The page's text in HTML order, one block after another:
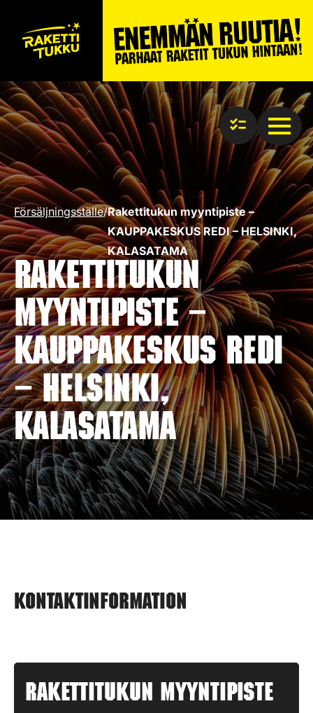
Försäljningsställe/Rakettitukun myyntipiste –
KAUPPAKESKUS REDI – HELSINKI,
KALASATAMA
Rakettitukun
myyntipiste –
KAUPPAKESKUS REDI
– HELSINKI,
KALASATAMA
Kontaktinformation
Rakettitukun myyntipiste